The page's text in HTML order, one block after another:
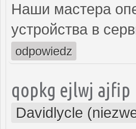
Наши мастера
устройства в
odpowiedz
qopkg ejlwj ajfip
Davidlycle